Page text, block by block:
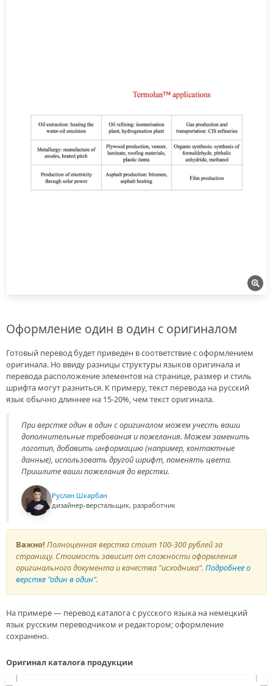
Оформление один в один с оригиналом
Готовый перевод будет приведен в соответствие с оформлением
оригинала. Но ввиду разницы структуры языков оригинала и
перевода расположение элементов на странице, размер и стиль
шрифта могут разниться. К примеру, текст перевода на русский
язык обычно длиннее на 15-20%, чем текст оригинала.
При верстке один в один с оригиналом можем учесть ваши
дополнительные требования и пожелания. Можем заменить
логотип, добавить информацию (например, контактные
данные), использовать другой шрифт, поменять цвета.
Пришлите ваши пожелания до верстки.
Руслан Шкарбан
дизайнер-верстальщик, разработчик
Важно! Полноценная верстка стоит 100-300 рублей за
страницу. Стоимость зависит от сложности оформления
оригинального документа и качества "исходника". Подробнее о
верстке "один в один".
На примере — перевод каталога с русского языка на немецкий
язык русским переводчиком и редактором; оформление
сохранено.
Оригинал каталога продукции